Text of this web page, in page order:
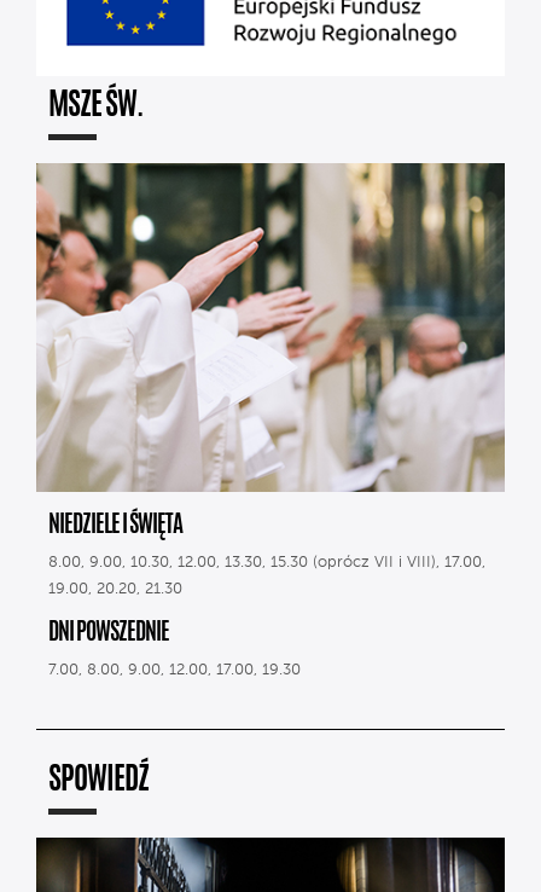
MSZE ŚW.
NIEDZIELE I ŚWIĘTA
8.00, 9.00, 10.30, 12.00, 13.30, 15.30 (oprócz VII i VIII), 17.00,
19.00, 20.20, 21.30
DNI POWSZEDNIE
7.00, 8.00, 9.00, 12.00, 17.00, 19.30
SPOWIEDŹ